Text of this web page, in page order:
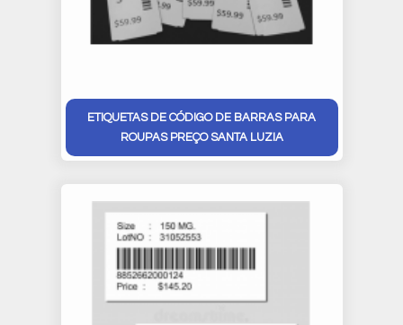
ETIQUETAS DE CÓDIGO DE BARRAS PARA
ROUPAS PREÇO SANTA LUZIA